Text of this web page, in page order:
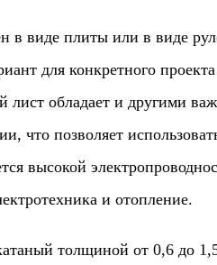
плиты или в виде
для конкретного
лист обладает и другими
что позволяет
высокой
и отопление.
толщиной от 0,6 до 1,5